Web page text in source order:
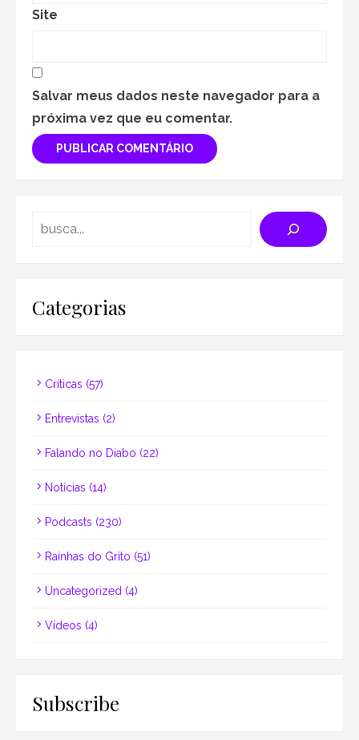
Site
Salvar meus dados neste navegador para a
próxima vez que eu comentar.
Categorias
Críticas (57)
Entrevistas (2)
Falando no Diabo (22)
Notícias (14)
Podcasts (230)
Rainhas do Grito (51)
Uncategorized (4)
Vídeos (4)
Subscribe